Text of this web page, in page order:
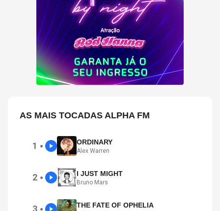
AS MAIS TOCADAS ALPHA FM
1 ● ORDINARY
Alex Warren
2 ● I JUST MIGHT
Bruno Mars
● THE FATE OF OPHELIA